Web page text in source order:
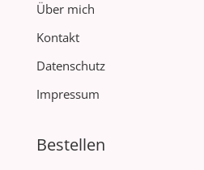
Über mich
Kontakt
Datenschutz
Impressum
Bestellen